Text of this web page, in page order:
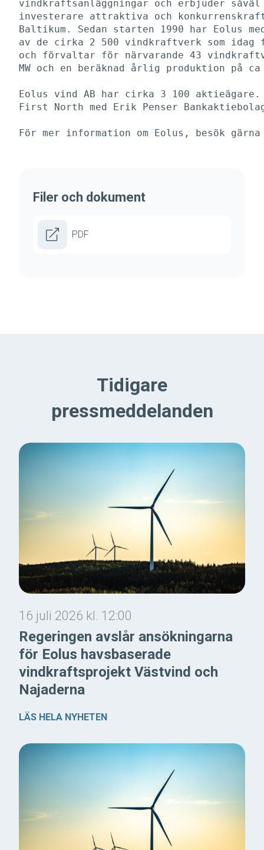
vindkraftsanläggningar och erbjuder
investerare attraktiva och
Baltikum. Sedan starten 1990 har Eolus
av de cirka 2 500 vindkraftverk som idag
och förvaltar för närvarande 43
MW och en beräknad årlig produktion på
Eolus vind AB har cirka 3 100 aktieägare.
First North med Erik Penser
För mer information om Eolus, besök gärna
Filer och dokument
PDF
Tidigare
pressmeddelanden
16 juli 2026 kl. 12:00
Regeringen avslår ansökningarna
för Eolus havsbaserade
vindkraftsprojekt Västvind och
Najaderna
LÄS HELA NYHETEN